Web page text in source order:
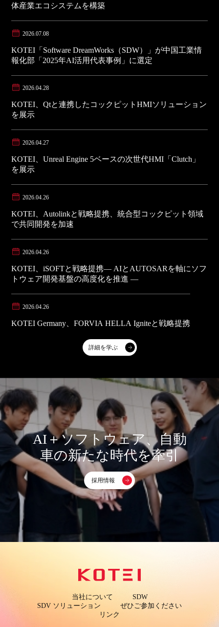
体産業エコシステムを構築
2026.07.08
KOTEI「Software DreamWorks（SDW）」が中国工業情
報化部「2025年AI活用代表事例」に選定
2026.04.28
KOTEI、Qtと連携したコックピットHMIソリューション
を展示
2026.04.27
KOTEI、Unreal Engine 5ベースの次世代HMI「Clutch」
を展示
2026.04.26
KOTEI、Autolinkと戦略提携、統合型コックピット領域
で共同開発を加速
2026.04.26
KOTEI、iSOFTと戦略提携― AIとAUTOSARを軸にソフ
トウェア開発基盤の高度化を推進 ―
2026.04.26
KOTEI Germany、FORVIA HELLA Igniteと戦略提携
詳細を学ぶ
AI＋ソフトウェア、自動
車の新たな時代を牽引
採用情報
当社について
SDW
SDV ソリューション
ぜひご参加ください
リンク